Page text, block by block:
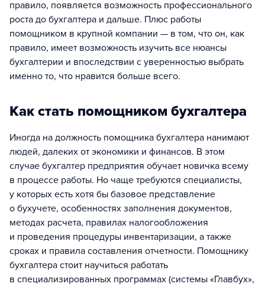
правило, появляется возможность профессионального
роста до бухгалтера и дальше. Плюс работы
помощником в крупной компании — в том, что он, как
правило, имеет возможность изучить все нюансы
бухгалтерии и впоследствии с уверенностью выбрать
именно то, что нравится больше всего.
Как стать помощником бухгалтера
Иногда на должность помощника бухгалтера нанимают
людей, далеких от экономики и финансов. В этом
случае бухгалтер предприятия обучает новичка всему
в процессе работы. Но чаще требуются специалисты,
у которых есть хотя бы базовое представление
о бухучете, особенностях заполнения документов,
методах расчета, правилах налогообложения
и проведения процедуры инвентаризации, а также
сроках и правила составления отчетности. Помощнику
бухгалтера стоит научиться работать
в специализированных программах (системы «Главбух»,